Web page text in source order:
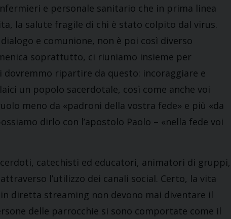
e personale sanitario che in prima linea
la salute fragile di chi è stato colpito dal virus.
e comunione, non è poi così diverso
soprattutto, ci riuniamo insieme per
ripartire da questo: incoraggiare e
un popolo sacerdotale, così come anche voi
meno da «padroni della vostra fede» e più «da
dirlo con l’apostolo Paolo – «nella fede voi
catechisti ed educatori, animatori di gruppi,
l’utilizzo dei canali social. Certo, la vita
diretta streaming non devono mai diventare il
delle parrocchie si sono comportate come il